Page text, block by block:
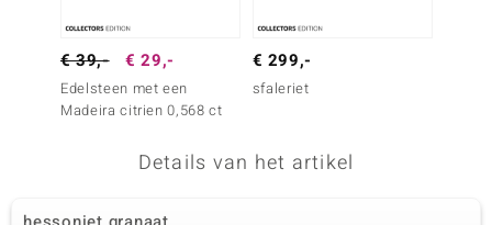
Collection
€ 39,- € 29,-
Edelsteen met een
Madeira citrien 0,568 ct
€ 299,-
sfaleriet
Details van het artikel